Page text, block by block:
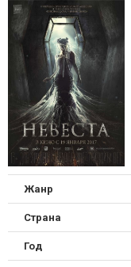
Жанр
Страна
Год